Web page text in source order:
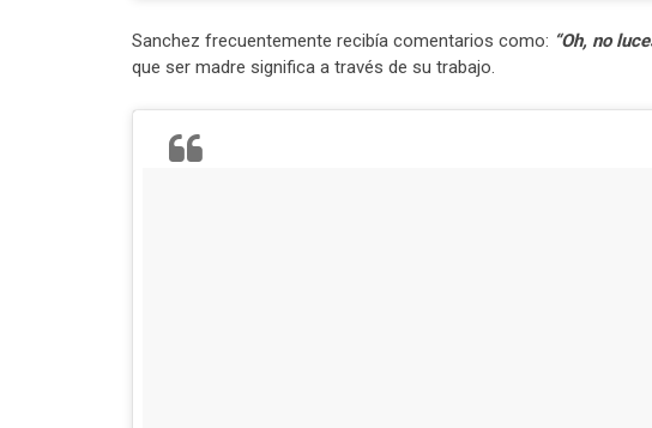
Sanchez frecuentemente recibía comentarios como: “Oh, no
que ser madre significa a través de su trabajo.